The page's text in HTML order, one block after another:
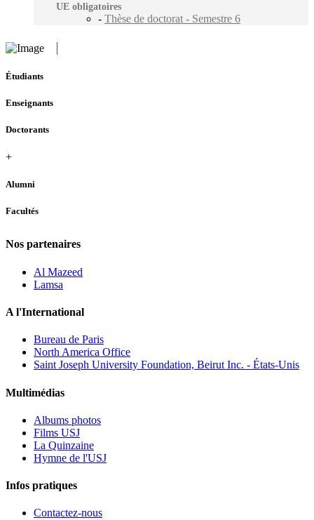
UE obligatoires
- Thèse de doctorat - Semestre 6
Étudiants
Enseignants
Doctorants
+
Alumni
Facultés
Nos partenaires
Al Mazeed
Lamsa
A l'International
Bureau de Paris
North America Office
Saint Joseph University Foundation, Beirut Inc. - États-Unis
Multimédias
Albums photos
Films USJ
La Quinzaine
Hymne de l'USJ
Infos pratiques
Contactez-nous